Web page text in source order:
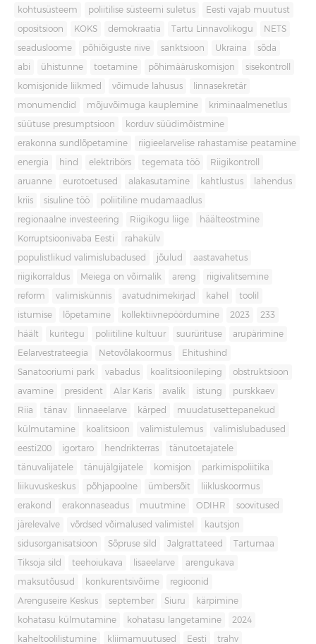
kohtusüsteem poliitilise süsteemi suletus Eesti vajab muutust
opositsioon KOKS demokraatia Tartu Linnavolikogu NETS
seadusloome põhiõiguste riive sanktsioon Ukraina sõda
abi ühistunne toetamine põhimääruskomisjon sisekontroll
komisjonide liikmed võimude lahusus linnasekretär
monumendid mõjuvõimuga kauplemine kriminaalmenetlus
süütuse presumptsioon korduv süüdimõistmine
erakonna sundlõpetamine riigieelarvelise rahastamise peatamine
energia hind elektribörs tegemata töö Riigikontroll
aruanne eurotoetused alakasutamine kahtlustus lahendus
kriis sisuline töö poliitiline mudamaadlus
regionaalne investeering Riigikogu liige häälteostmine
Korruptsioonivaba Eesti rahakülv
populistlikud valimislubadused jõulud aastavahetus
riigikorraldus Meiega on võimalik areng riigivalitsemine
reform valimiskünnis avatudnimekirjad kahel toolil
istumise lõpetamine kollektiivnepöördumine 2023 233
häält kuritegu poliitiline kultuur suurürituse arupärimine
Eelarvestrateegia Netovõlakoormus Ehitushind
Sanatooriumi park vabadus koalitsioonileping obstruktsioon
avamine president Alar Karis avalik istung purskkaev
Riia tänav linnaeelarve kärped muudatusettepanekud
külmutamine koalitsioon valimistulemus valimislubadused
eesti200 igortaro hendrikterras tänutoetajatele
tänuvalijatele tänujälgijatele komisjon parkimispoliitika
liikuvuskeskus põhjapoolne ümbersõit liikluskoormus
erakond erakonnaseadus muutmine ODIHR soovitused
järelevalve võrdsed võimalused valimistel kautsjon
sidusorganisatsioon Sõpruse sild Jalgrattateed Tartumaa
Tiksoja sild teehoiukava lisaeelarve arengukava
maksutõusud konkurentsivõime regioonid
Arenguseire Keskus september Siuru kärpimine
kohatasu külmutamine kohatasu langetamine 2024
kaheltoolilistumine kliimamuutused Eesti trahv